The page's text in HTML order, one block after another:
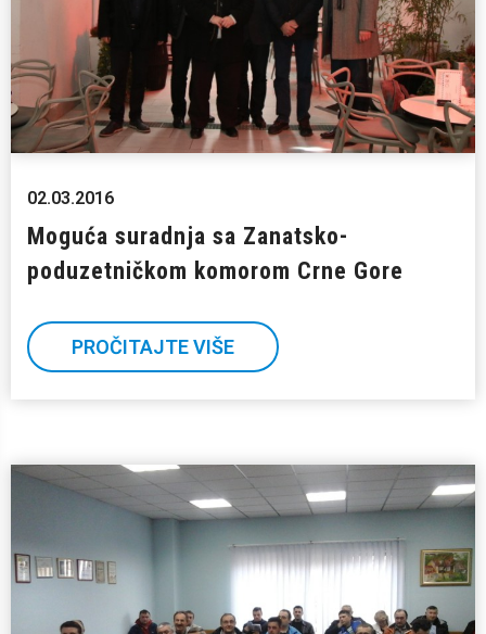
02.03.2016
Moguća suradnja sa Zanatsko-
poduzetničkom komorom Crne Gore
PROČITAJTE VIŠE